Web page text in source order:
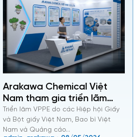
Arakawa Chemical Việt
Nam tham gia triển lãm
VPPE 2026
Triển lãm VPPE do các Hiệp hội Giấy
và Bột giấy Việt Nam, Bao bì Việt
Nam và Quảng cáo…